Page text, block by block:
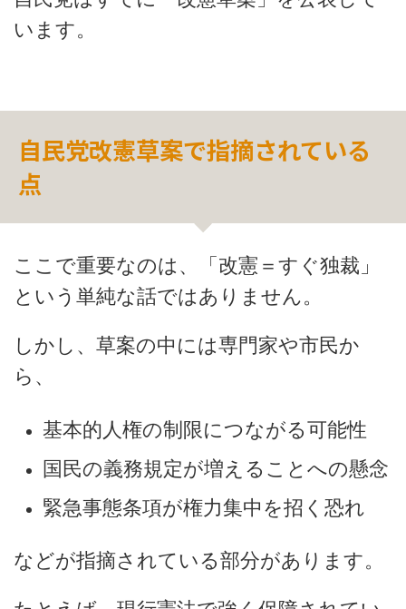
います。
自民党改憲草案で指摘されている
点
ここで重要なのは、「改憲＝すぐ独裁」
という単純な話ではありません。
しかし、草案の中には専門家や市民か
ら、
基本的人権の制限につながる可能性
国民の義務規定が増えることへの懸念
緊急事態条項が権力集中を招く恐れ
などが指摘されている部分があります。